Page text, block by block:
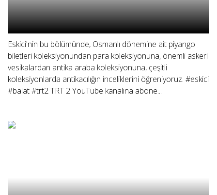
Eskici'nin bu bölümünde, Osmanlı dönemine ait piyango
biletleri koleksiyonundan para koleksiyonuna, önemli askeri
vesikalardan antika araba koleksiyonuna, çeşitli
koleksiyonlarda antikacılığın inceliklerini öğreniyoruz. #eskici
#balat #trt2 TRT 2 YouTube kanalına abone...